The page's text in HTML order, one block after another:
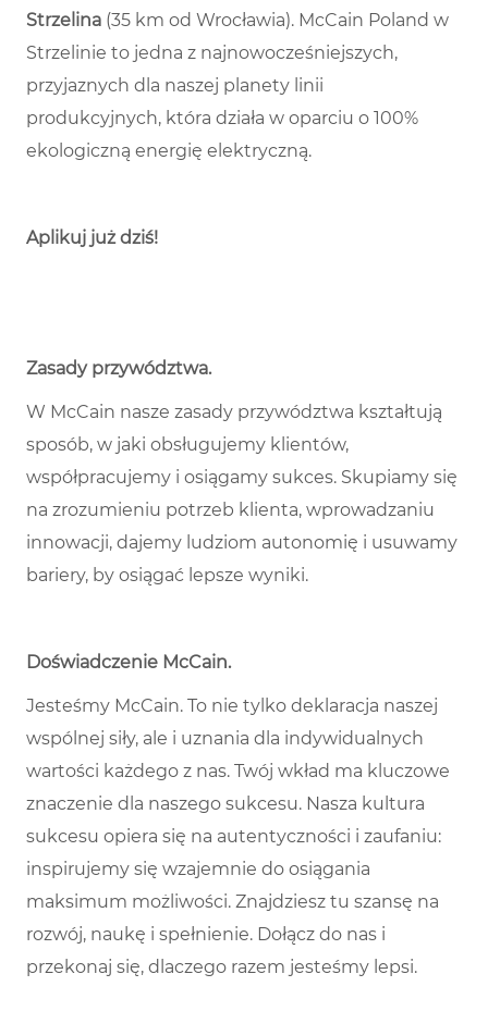
Strzelina (35 km od Wrocławia). McCain Poland w
Strzelinie to jedna z najnowocześniejszych,
przyjaznych dla naszej planety linii
produkcyjnych, która działa w oparciu o 100%
ekologiczną energię elektryczną.
Aplikuj już dziś!
Zasady przywództwa.
W McCain nasze zasady przywództwa kształtują
sposób, w jaki obsługujemy klientów,
współpracujemy i osiągamy sukces. Skupiamy się
na zrozumieniu potrzeb klienta, wprowadzaniu
innowacji, dajemy ludziom autonomię i usuwamy
bariery, by osiągać lepsze wyniki.
Doświadczenie McCain.
Jesteśmy McCain. To nie tylko deklaracja naszej
wspólnej siły, ale i uznania dla indywidualnych
wartości każdego z nas. Twój wkład ma kluczowe
znaczenie dla naszego sukcesu. Nasza kultura
sukcesu opiera się na autentyczności i zaufaniu:
inspirujemy się wzajemnie do osiągania
maksimum możliwości. Znajdziesz tu szansę na
rozwój, naukę i spełnienie. Dołącz do nas i
przekonaj się, dlaczego razem jesteśmy lepsi.